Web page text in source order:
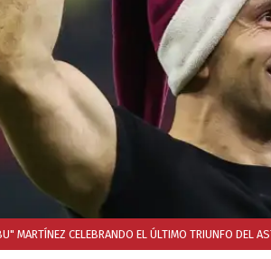
MARTÍNEZ CELEBRANDO EL ÚLTIMO TRIUNFO DEL